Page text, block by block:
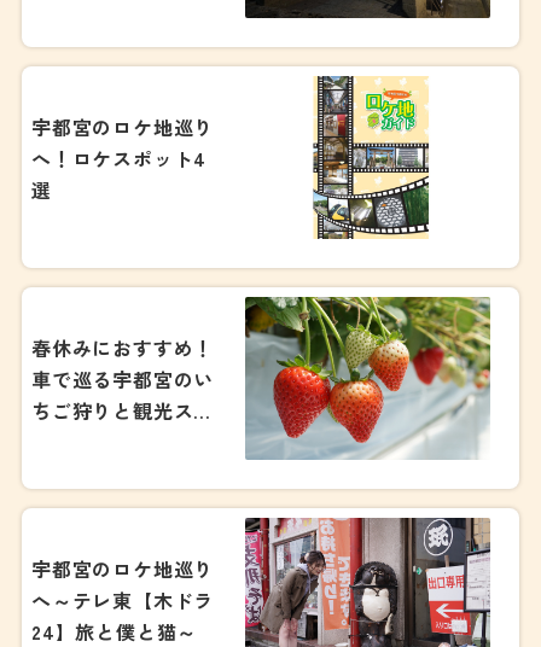
宇都宮のロケ地巡り
へ！ロケスポット4
選
春休みにおすすめ！
車で巡る宇都宮のい
ちご狩りと観光スポ
宇都宮のロケ地巡り
へ～テレ東【木ドラ
24】旅と僕と猫～